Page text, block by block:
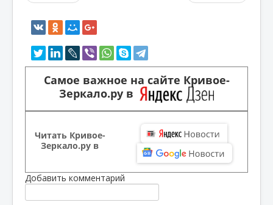
Самое важное на сайте Кривое-
Зеркало.ру в
Читать Кривое-
Зеркало.ру в
Добавить комментарий